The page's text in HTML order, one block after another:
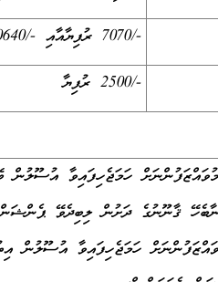
-/7070 ރުފިޔާއާއި -/10640 ރުފިޔާއާއި ދެމެދު
-/2500 ރުފިޔާ